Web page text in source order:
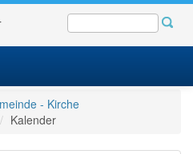
- Kirche
Kalender